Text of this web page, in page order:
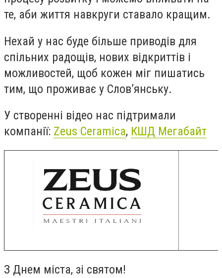
те, аби життя навкруги ставало кращим.
Нехай у нас буде більше приводів для
спільних радощів, нових відкриттів і
можливостей, щоб кожен міг пишатись
тим, що проживає у Слов’янську.
У створенні відео нас підтримали
компанії: Zeus Ceramica, КШД Мегабайт
З Днем міста, зі святом!